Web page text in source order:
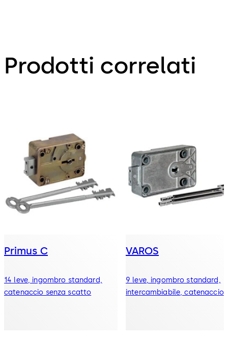
Prodotti correlati
Primus C
14 leve, ingombro standard,
catenaccio senza scatto
VAROS
9 leve, ingombro standard,
intercambiabile, catenaccio